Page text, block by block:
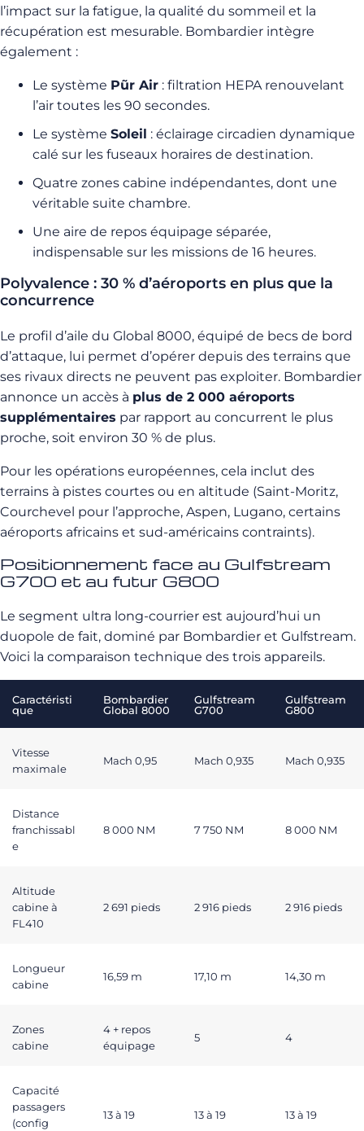
l’impact sur la fatigue, la qualité du sommeil et la
récupération est mesurable. Bombardier intègre
également :
Le système Pũr Air : filtration HEPA renouvelant
l’air toutes les 90 secondes.
Le système Soleil : éclairage circadien dynamique
calé sur les fuseaux horaires de destination.
Quatre zones cabine indépendantes, dont une
véritable suite chambre.
Une aire de repos équipage séparée,
indispensable sur les missions de 16 heures.
Polyvalence : 30 % d’aéroports en plus que la
concurrence
Le profil d’aile du Global 8000, équipé de becs de bord
d’attaque, lui permet d’opérer depuis des terrains que
ses rivaux directs ne peuvent pas exploiter. Bombardier
annonce un accès à plus de 2 000 aéroports
supplémentaires par rapport au concurrent le plus
proche, soit environ 30 % de plus.
Pour les opérations européennes, cela inclut des
terrains à pistes courtes ou en altitude (Saint-Moritz,
Courchevel pour l’approche, Aspen, Lugano, certains
aéroports africains et sud-américains contraints).
Positionnement face au Gulfstream
G700 et au futur G800
Le segment ultra long-courrier est aujourd’hui un
duopole de fait, dominé par Bombardier et Gulfstream.
Voici la comparaison technique des trois appareils.
Caractéristi
que
Bombardier
Global 8000
Gulfstream
G700
Gulfstream
G800
Vitesse
maximale
Mach 0,95 Mach 0,935 Mach 0,935
Distance
franchissabl
e
8 000 NM 7 750 NM 8 000 NM
Altitude
cabine à
FL410
2 691 pieds 2 916 pieds 2 916 pieds
Longueur
cabine
16,59 m 17,10 m 14,30 m
Zones
cabine
4 + repos
équipage
5 4
Capacité
passagers
(config
13 à 19 13 à 19 13 à 19